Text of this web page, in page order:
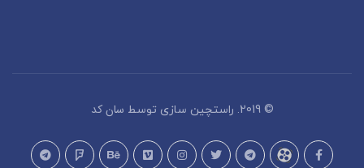
© 2019. راستچین سازی توسط سان کد